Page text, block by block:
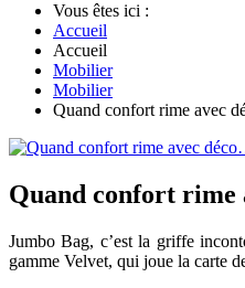
Vous êtes ici :
Accueil
Accueil
Mobilier
Mobilier
Quand confort rime avec
Quand confort rime
Jumbo Bag, c’est la griffe
gamme Velvet, qui joue la carte